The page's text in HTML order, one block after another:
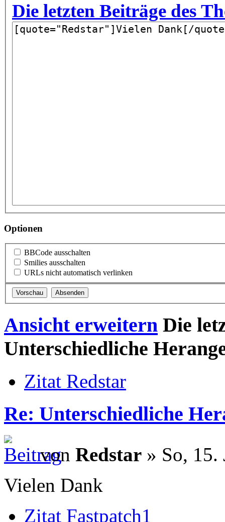
Die letzten Beiträge des
Optionen
BBCode ausschalten
Smilies ausschalten
URLs nicht automatisch verlinken
Ansicht erweitern Die
Unterschiedliche
Zitat Redstar
Re: Unterschiedliche
von Redstar » So, 15.
Vielen Dank
Zitat Fastpatch1